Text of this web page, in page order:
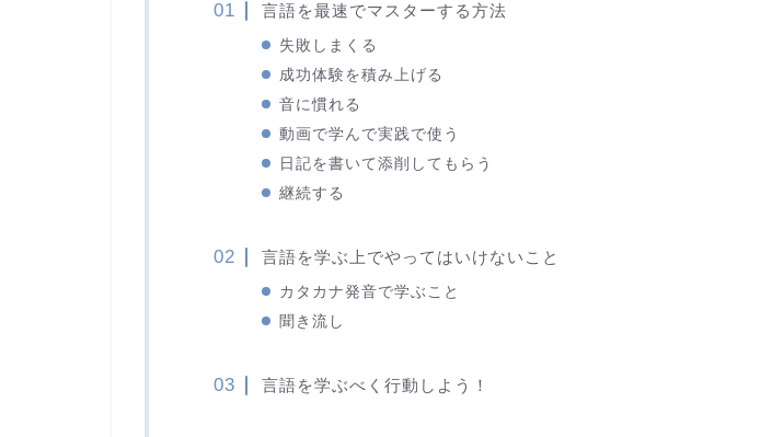
言語を最速でマスターする方法
失敗しまくる
成功体験を積み上げる
音に慣れる
動画で学んで実践で使う
日記を書いて添削してもらう
継続する
言語を学ぶ上でやってはいけないこと
カタカナ発音で学ぶこと
聞き流し
言語を学ぶべく行動しよう！